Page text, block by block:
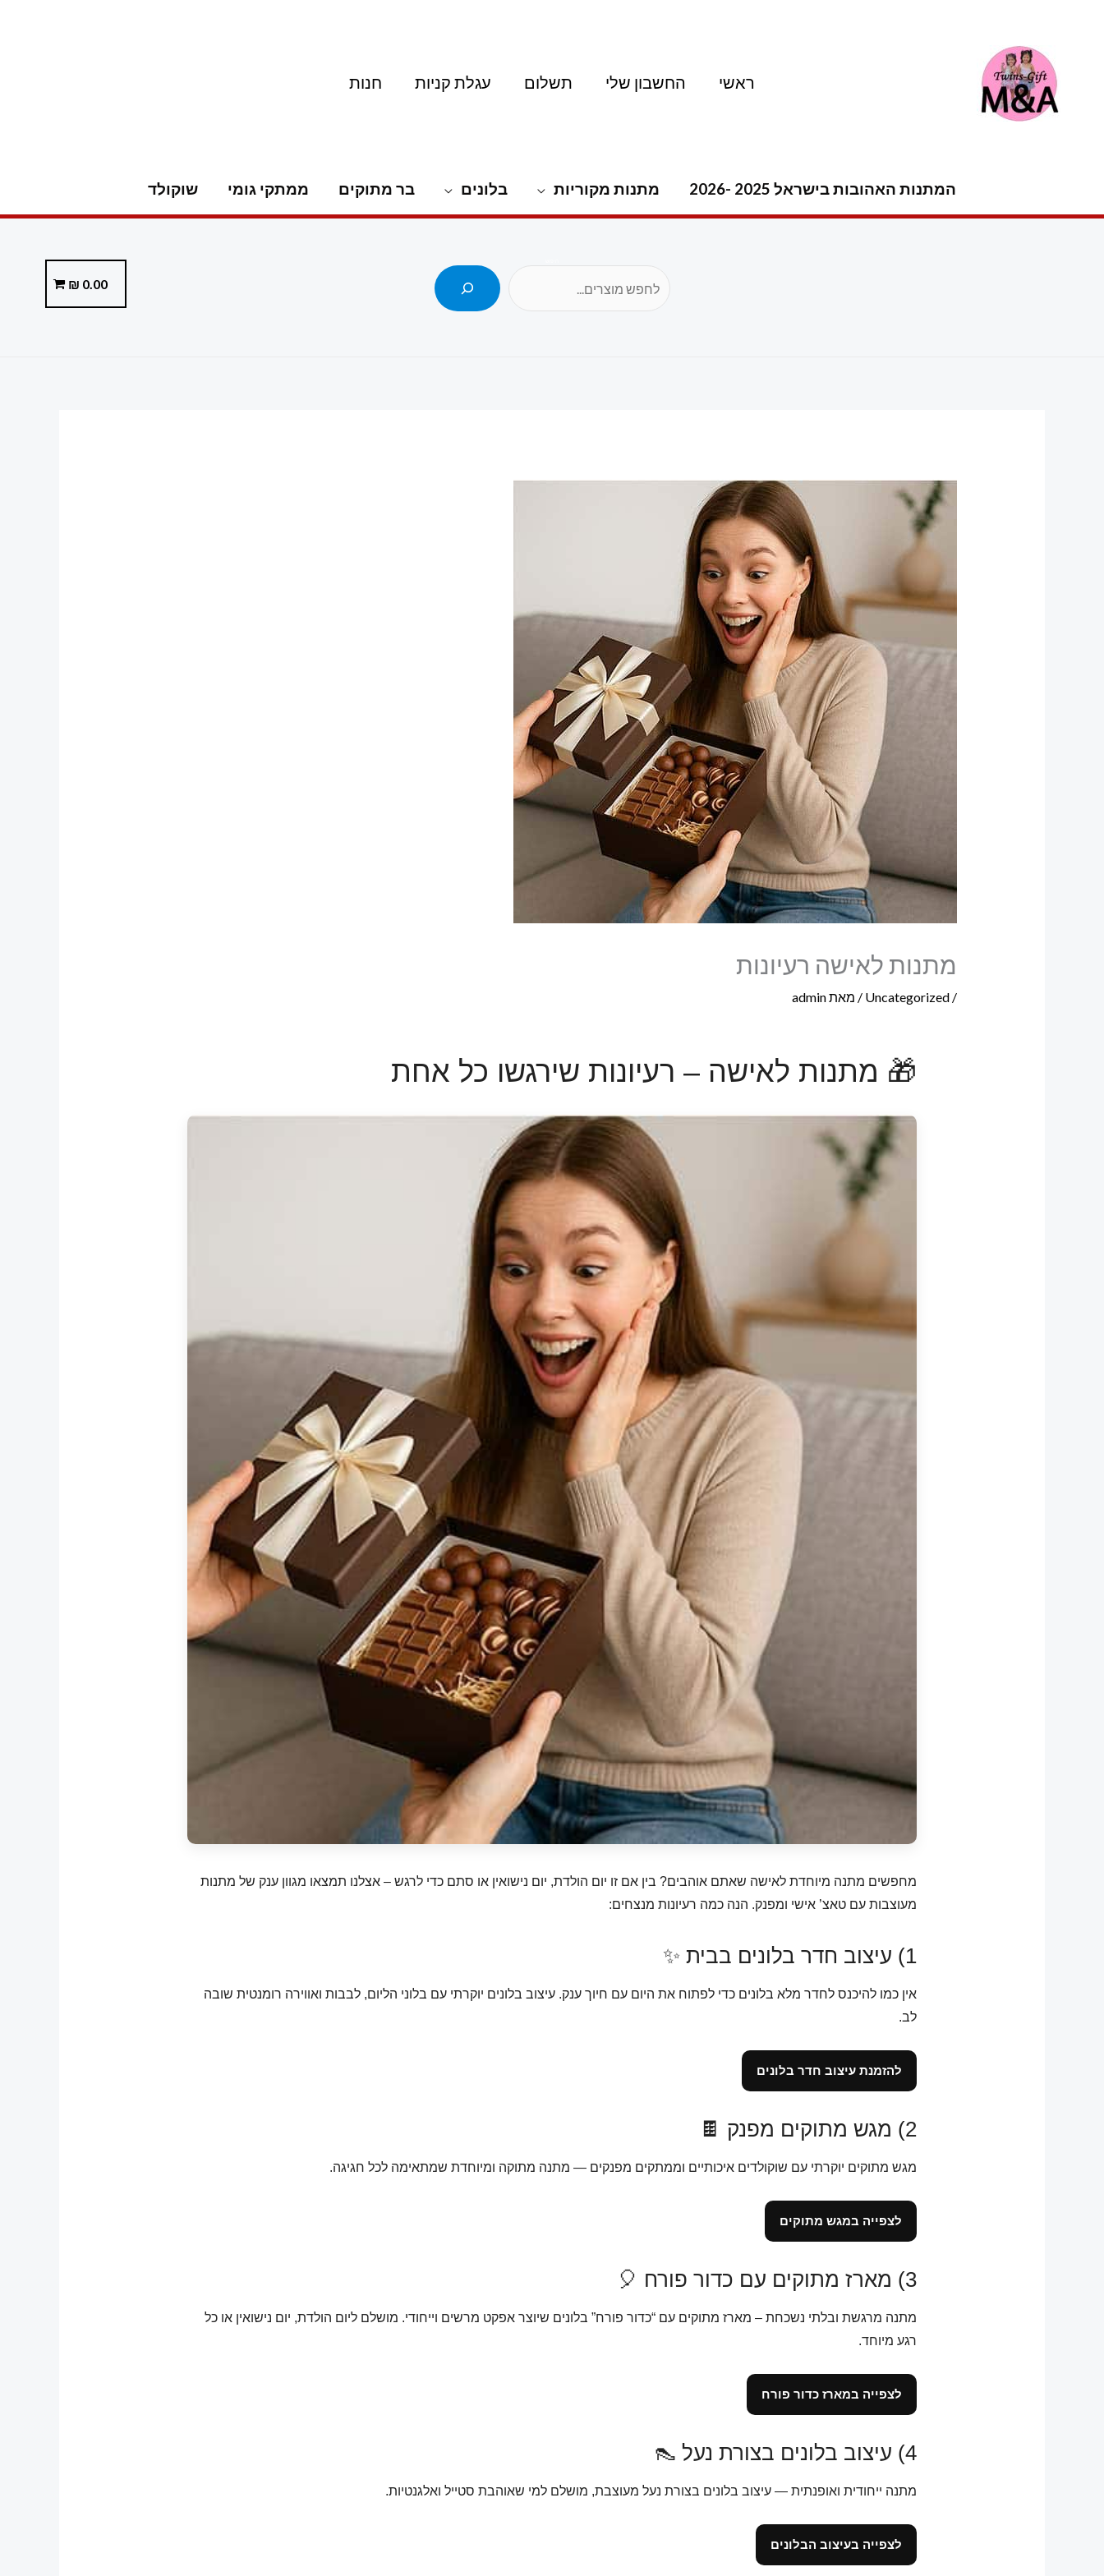
ראשי החשבון שלי תשלום עגלת קניות חנות
המתנות האהובות בישראל 2025 -2026 מתנות מקוריות בלונים בר מתוקים ממתקי גומי שוקולד
0.00
₪
מתנות לאישה רעיונות
/
Uncategorized / מאתadmin
🎁 מתנות לאישה – רעיונות שירגשו כל אחת
מחפשים מתנה מיוחדת לאישה שאתם אוהבים? בין אם זו יום הולדת, יום נישואין או סתם כדי לרגש – אצלנו תמצאו מגוון ענק של מתנות
מעוצבות עם טאצ’ אישי ומפנק. הנה כמה רעיונות מנצחים:
1) עיצוב חדר בלונים בבית ✨
אין כמו להיכנס לחדר מלא בלונים כדי לפתוח את היום עם חיוך ענק. עיצוב בלונים יוקרתי עם בלוני הליום, לבבות ואווירה רומנטית שובה
לב.
להזמנת עיצוב חדר בלונים
2) מגש מתוקים מפנק 🍫
מגש מתוקים יוקרתי עם שוקולדים איכותיים וממתקים מפנקים — מתנה מתוקה ומיוחדת שמתאימה לכל חגיגה.
לצפייה במגש מתוקים
3) מארז מתוקים עם כדור פורח 🎈
מתנה מרגשת ובלתי נשכחת – מארז מתוקים עם “כדור פורח” בלונים שיוצר אפקט מרשים וייחודי. מושלם ליום הולדת, יום נישואין או כל
רגע מיוחד.
לצפייה במארז כדור פורח
4) עיצוב בלונים בצורת נעל 👠
מתנה ייחודית ואופנתית — עיצוב בלונים בצורת נעל מעוצבת, מושלם למי שאוהבת סטייל ואלגנטיות.
לצפייה בעיצוב הבלונים